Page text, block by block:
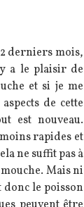
derniers mois,
a le plaisir de
et si je me
de cette
est nouveau.
rapides et
ne suffit pas à
Mais ni
donc le poisson